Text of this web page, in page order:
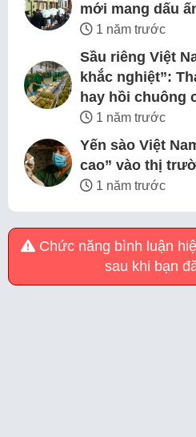
mới mang dấu
1 năm trước
Sầu riêng Việt
khắc nghiệt”:
hay hồi chuông
1 năm trước
Yến sào Việt
cao” vào thị
1 năm trước
Chức năng bình luận
sau khi bạn